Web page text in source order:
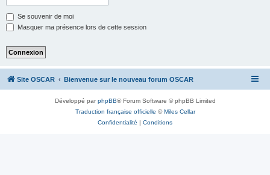
Se souvenir de moi
Masquer ma présence lors de cette session
Site OSCAR Bienvenue sur le nouveau forum OSCAR
Développé parphpBB® Forum Software © phpBB Limited
Traduction française officielle ©Miles Cellar
Confidentialité | Conditions